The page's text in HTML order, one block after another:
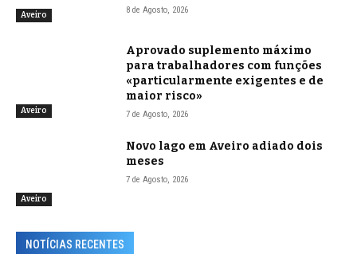
Aveiro 8 de Agosto, 2026
Aveiro
Aprovado suplemento máximo
para trabalhadores com funções
«particularmente exigentes e de
maior risco»
7 de Agosto, 2026
Aveiro
Novo lago em Aveiro adiado dois
meses
7 de Agosto, 2026
NOTÍCIAS RECENTES